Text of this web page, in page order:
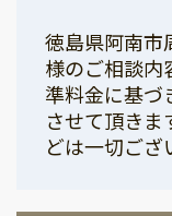
徳島県阿南市
様のご相談内
準料金に基づ
させて頂き
どは一切ござ